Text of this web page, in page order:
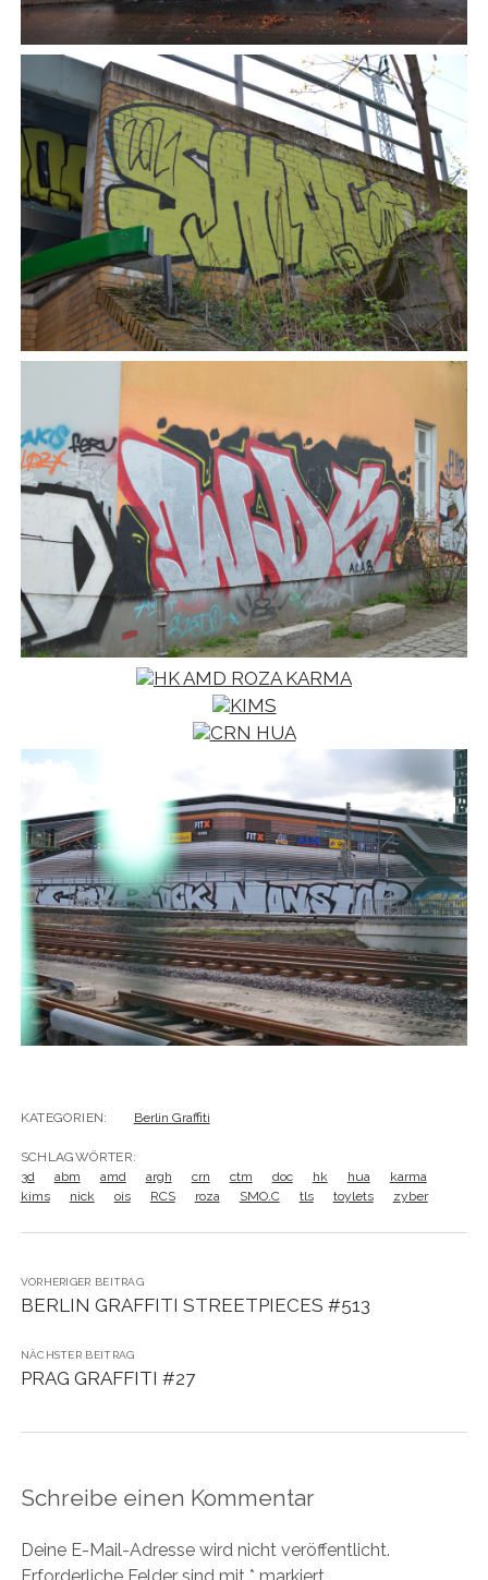
KATEGORIEN: Berlin Graffiti
SCHLAGWÖRTER:
3d
abm amd argh crn ctm doc hk hua
karma
kims
nick ois RCS roza SMO.C tls toylets zyber
VORHERIGER BEITRAG
BERLIN GRAFFITI STREETPIECES #513
NÄCHSTER BEITRAG
PRAG GRAFFITI #27
Schreibe einen Kommentar
Deine E-Mail-Adresse wird nicht veröffentlicht.